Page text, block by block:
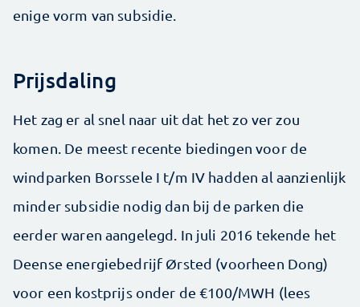
enige vorm van subsidie.
Prijsdaling
Het zag er al snel naar uit dat het zo ver zou
komen. De meest recente biedingen voor de
windparken Borssele I t/m IV hadden al aanzienlijk
minder subsidie nodig dan bij de parken die
eerder waren aangelegd. In juli 2016 tekende het
Deense energiebedrijf Ørsted (voorheen Dong)
voor een kostprijs onder de €100/MWH (lees